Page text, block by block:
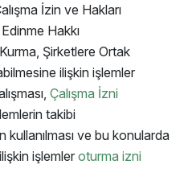
İzin ve Hakları
Hakkı
Şirketlere Ortak
ilişkin işlemler
Çalışma İzni
takibi
kullanılması ve bu konularda
işlemler oturma izni